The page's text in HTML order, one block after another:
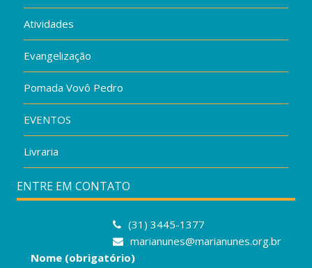
Atividades
Evangelização
Pomada Vovô Pedro
EVENTOS
Livraria
ENTRE EM CONTATO
(31) 3445-1377
marianunes@marianunes.org.br
Nome (obrigatório)